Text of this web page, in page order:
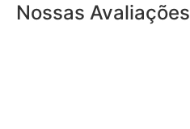
Nossas Avaliações